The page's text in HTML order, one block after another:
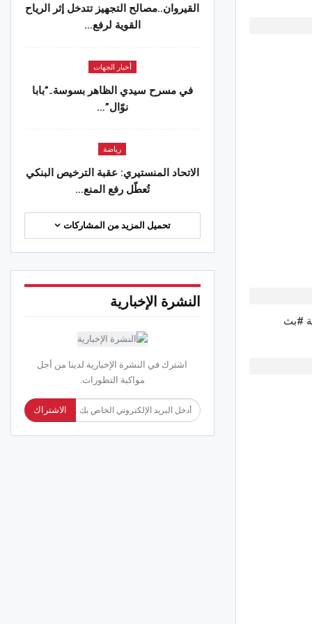
#بث
القيروان..مصالح التجهيز تتدخل إثر الرياح
القوية لرفع…
أخبار الجهات
في مسرح سيدي الظاهر بسوسة..”بابا
نوّال”…
رياضة
الاتحاد المنستيري: عقبة الترخيص البنكي
تُعطّل رفع المنع…
تحميل المزيد من المشاركات
النشرة الإخبارية
اشترك في النشرة الإخبارية لدينا من أجل
مواكبة التطورات.
الاشتراك